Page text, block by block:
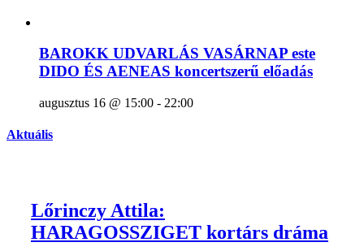
BAROKK UDVARLÁS VASÁRNAP este
DIDO ÉS AENEAS koncertszerű előadás
augusztus 16 @ 15:00 - 22:00
Aktuális
Lőrinczy Attila:
HARAGOSSZIGET kortárs dráma